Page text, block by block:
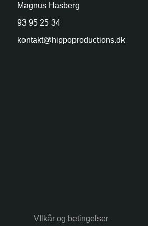
Magnus Hasberg
93 95 25 34
kontakt@hippoproductions.dk
VIlkår og betingelser